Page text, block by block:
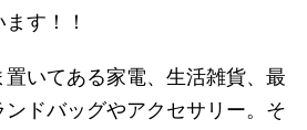
す！！
いてある家電、生活雑貨、最
ドバッグやアクセサリー。そ